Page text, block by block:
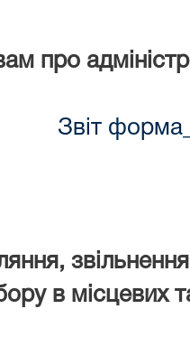
про
Звіт
в місцевих